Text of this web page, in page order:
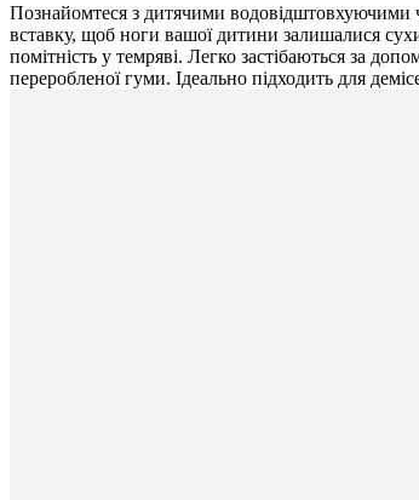
Познайомтеся з дитячими водовідштовхуючими
вставку, щоб ноги вашої дитини залишалися
помітність у темряві. Легко застібаються за
переробленої гуми. Ідеально підходить для